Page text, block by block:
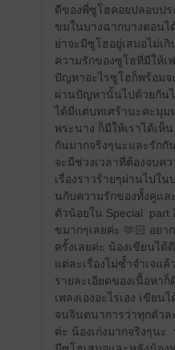
ดีของพี่ซูโฮคอยปลอบปร
ขมในบางฉากบางตอนไ
ย่าจะมีซูโฮอยู่เสมอไม่เกิ
ความรักของซูโฮที่มีให้เ
ปัญหาอะไรซูโฮก็พร้อมจ
ผ่านปัญหานั้นไปด้วยกันไ
ได้มีแต่บทเศร้านะคะมุม
พระนาง ก็มีให้เราได้เห็
กันมากจริงๆนะและรักกั
จะมีช่วงเวลาที่ต้องจบค
เรื่องราวร้ายๆผ่านไปใ
นกับความรักของทั้งคู่แล
ตัวน้อยใน Special
part
ขมากๆเลยค่ะ 🫶🏻 อย
ครั้งเลยค่ะ น้องเขียนได้
แต่ละเรื่องไม่ซ้ำจำเจแล้
รายละเอียดของเนื้อหาก็
เพลงเองอะไรเอง เขีย
จนจินตนาการว่าทุกตัวล
ค่ะ น้องเก่งมากจริงๆนะ